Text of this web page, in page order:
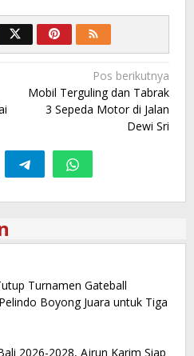
Pos berikutnya
Mobil Terguling dan Tabrak
3 Sepeda Motor di Jalan
Dewi Sri
Turnamen Gateball
Boyong Juara untuk Tiga
2026-2028, Ajrun Karim Siap